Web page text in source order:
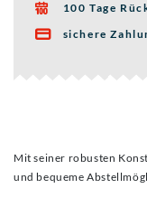
 100 Tage
 sichere
Mit seiner robusten
und bequeme